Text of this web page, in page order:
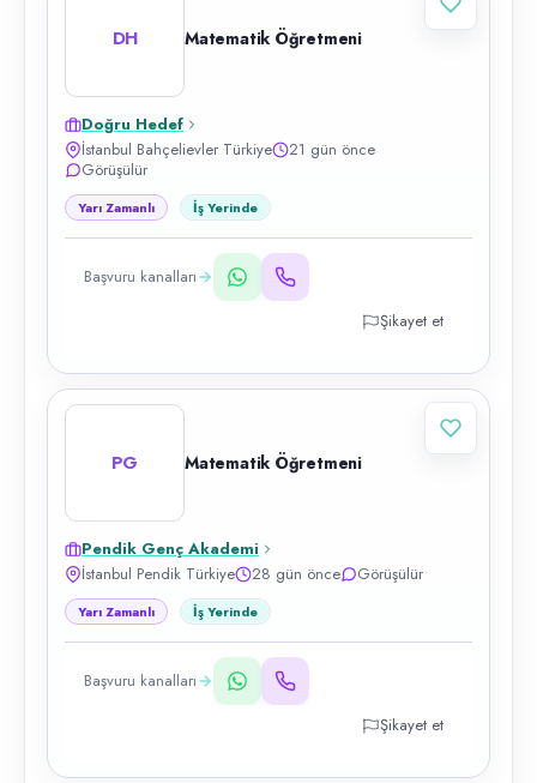
DH Matematik Öğretmeni
Doğru Hedef
İstanbul Bahçelievler Türkiye
21 gün önce
Görüşülür
Yarı Zamanlı İş Yerinde
Başvuru kanalları
Şikayet et
PG Matematik Öğretmeni
Pendik Genç Akademi
İstanbul Pendik Türkiye
28 gün önce Görüşülür
Yarı Zamanlı İş Yerinde
Başvuru kanalları
Şikayet et